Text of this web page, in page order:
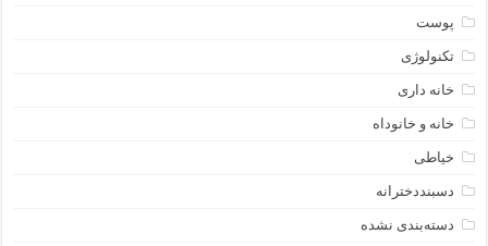
پوست
تکنولوژی
خانه داری
خانه و خانوداه
خیاطی
دسبنددخترانه
دسته‌بندی نشده